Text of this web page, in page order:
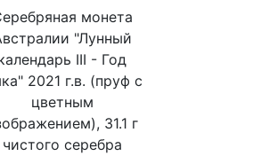
монета
"Лунный
III - Год
2021 г.в. (пруф с
цветным
31.1 г
чистого серебра